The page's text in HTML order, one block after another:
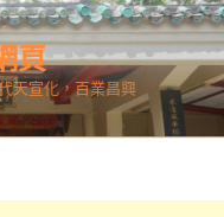
頁
天宣化，百業昌興